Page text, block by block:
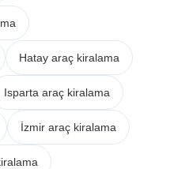
Hatay araç kiralama
Isparta araç kiralama
İzmir araç kiralama